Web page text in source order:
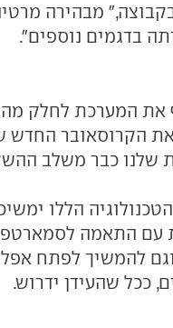
מבהירה
בדגמים נוספים".
את המערכת לחלק
את הקרוסאובר החדש
שלנו כבר משלב
הללו
עם התאמה
להמשיך לפתח
ככל שהעידן ידרוש.